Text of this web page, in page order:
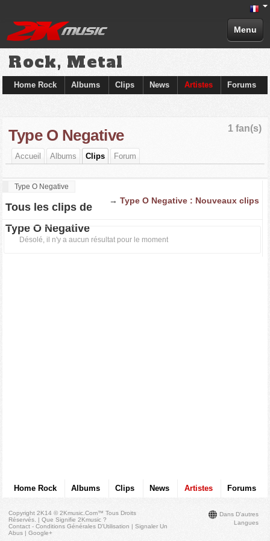
Menu
Rock, Metal
Home Rock Albums Clips News Artistes Forums
1 fan(s)
Type O Negative
Accueil Albums Clips Forum
Type O Negative
→ Type O Negative : Nouveaux clips
Tous les clips de
Type O Negative
Désolé, il n'y a aucun résultat pour le moment
Home Rock Albums Clips News Artistes Forums
Dans D'autres
Langues
Copyright 2K14 © 2Kmusic.com™Tous Droits
Réservés . |Que Signifie 2Kmusic ?
Contact - Conditions Générales D'Utilisation |Signaler Un
Abus |Google+